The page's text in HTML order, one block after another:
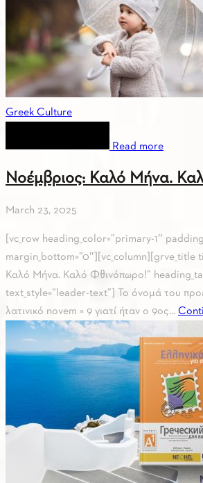
Greek Culture
Read more
Νοέμβριος: Καλό Μήνα.
March 23, 2025
[vc_row heading_color=”primary-1″
margin_bottom=”0″][vc_column][grve_title
Καλό Μήνα. Καλό Φθινόπωρο!”
text_style=”leader-text”] Το όνομά του
λατινικό novem = 9 γιατί ήταν ο 9ος...